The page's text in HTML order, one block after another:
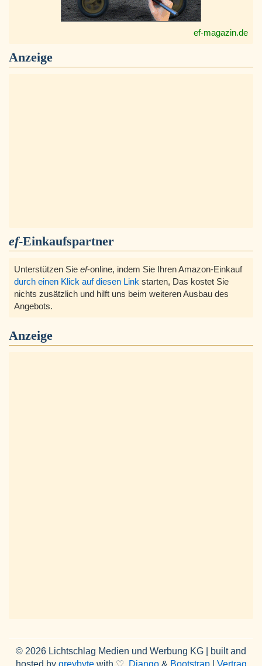
ef-magazin.de
Anzeige
ef-Einkaufspartner
Unterstützen Sie ef-online, indem Sie Ihren Amazon-Einkauf
durch einen Klick auf diesen Link starten, Das kostet Sie
nichts zusätzlich und hilft uns beim weiteren Ausbau des
Angebots.
Anzeige
© 2026 Lichtschlag Medien und Werbung KG | built and
hosted by greybytewith ♡, Django& Bootstrap| Vertrag